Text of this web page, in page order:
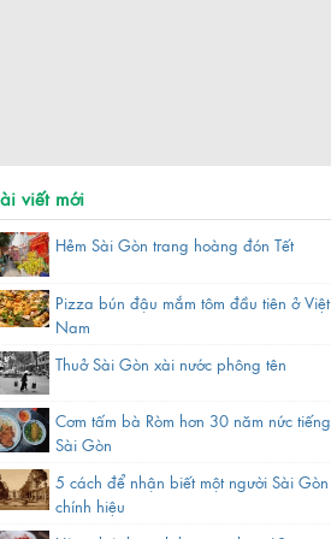
viết mới
Hẻm Sài Gòn trang hoàng đón Tết
Pizza bún đậu mắm tôm đầu tiên ở Việt
Nam
Thuở Sài Gòn xài nước phông tên
Cơm tấm bà Ròm hơn 30 năm nức tiếng
Sài Gòn
5 cách để nhận biết một người Sài Gòn
chính hiệu